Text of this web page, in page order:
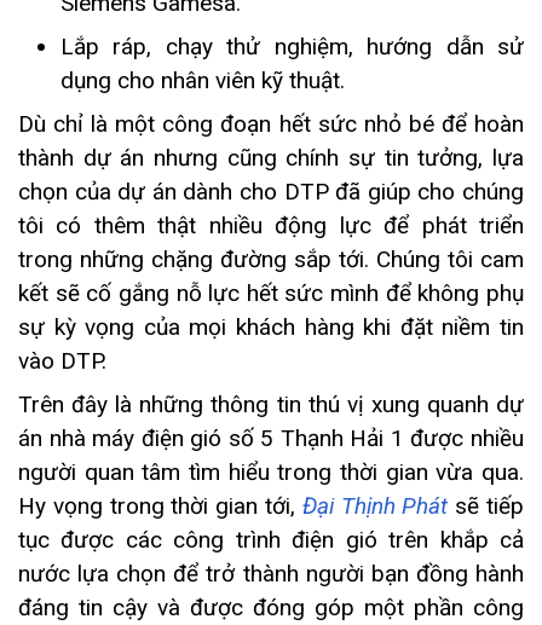
Lắp ráp, chạy thử nghiệm, hướng dẫn sử
dụng cho nhân viên kỹ thuật.
Dù chỉ là một công đoạn hết sức nhỏ bé để hoàn
thành dự án nhưng cũng chính sự tin tưởng, lựa
chọn của dự án dành cho DTP đã giúp cho chúng
tôi có thêm thật nhiều động lực để phát triển
trong những chặng đường sắp tới. Chúng tôi cam
kết sẽ cố gắng nỗ lực hết sức mình để không phụ
sự kỳ vọng của mọi khách hàng khi đặt niềm tin
vào DTP.
Trên đây là những thông tin thú vị xung quanh dự
án nhà máy điện gió số 5 Thạnh Hải 1 được nhiều
người quan tâm tìm hiểu trong thời gian vừa qua.
Hy vọng trong thời gian tới, Đại Thịnh Phát sẽ tiếp
tục được các công trình điện gió trên khắp cả
nước lựa chọn để trở thành người bạn đồng hành
đáng tin cậy và được đóng góp một phần công